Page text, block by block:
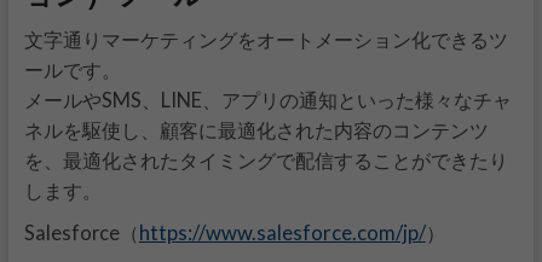
文字通りマーケティングをオートメーション化できるツ
ールです。
メールやSMS、LINE、アプリの通知といった様々なチャ
ネルを駆使し、顧客に最適化された内容のコンテンツ
を、最適化されたタイミングで配信することができたり
します。
Salesforce（ https://www.salesforce.com/jp/）